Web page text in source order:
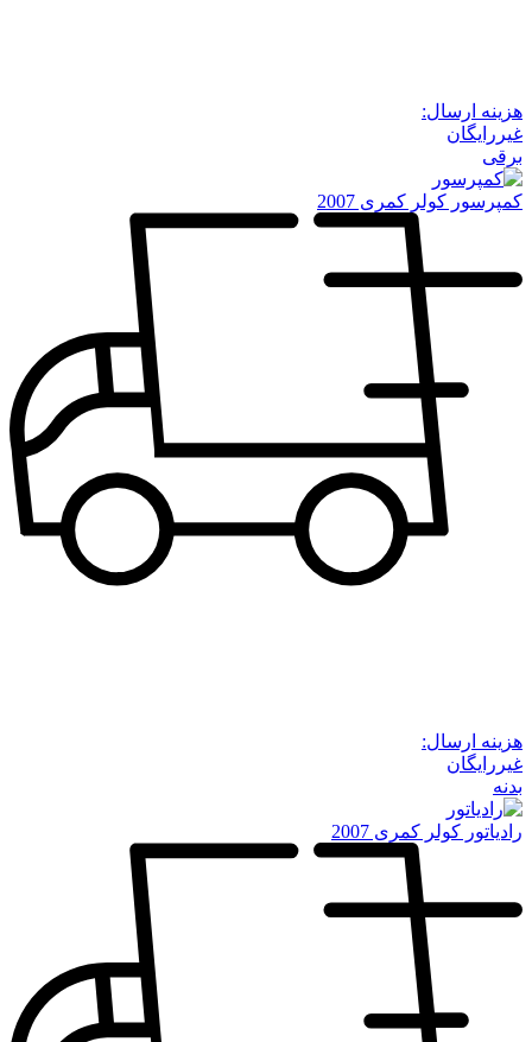
هزینه ارسال:
غیررایگان
برقی
کمپرسور کولر کمری 2007
هزینه ارسال:
غیررایگان
بدنه
رادیاتور کولر کمری 2007